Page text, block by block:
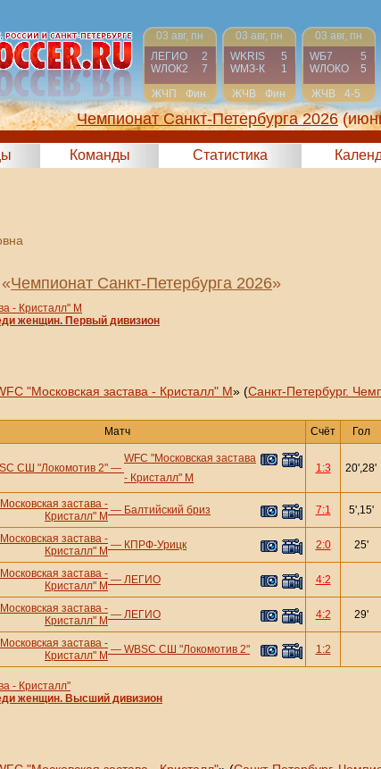
03 авг, пн
ЛЕГИО
2
WЛОК2
7
ЖЧП
Фин
03 авг, пн
WKRIS
5
WМЗ-К
1
ЖЧВ
Фин
03 авг, пн
WБ7
5
WЛОКО
5
ЖЧВ
4-5
Чемпионат Санкт-Петербурга 2026
Команды Статистика
Чемпионат Санкт-Петербурга 2026»
- Кристалл" М
женщин. Первый дивизион
"Московская застава - Кристалл" М» (Санкт-Петербург.
Матч Счёт Гол
СШ "Локомотив 2" —
WFC "Московская застава
- Кристалл" М
1:3 20',28'
застава -
Кристалл" М — Балтийский бриз 7:1 5',15'
застава -
Кристалл" М — КПРФ-Урицк 2:0 25'
застава -
Кристалл" М — ЛЕГИО 4:2
застава -
Кристалл" М — ЛЕГИО 4:2 29'
застава -
Кристалл" М — WBSC СШ "Локомотив 2" 1:2
- Кристалл"
женщин. Высший дивизион